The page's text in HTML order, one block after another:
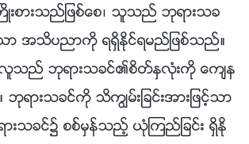
းစားသည္ျဖစ္ေစ၊ သူသည္ ဘုရားသခ
အသိပညာကို ရရွိႏိုင္ရမည္ျဖစ္သည္။
လူသည္ ဘုရားသခင္၏စိတ္ႏွလုံးကို ေက်န
ရားသခင္ကို သိကြၽမ္းျခင္းအားျဖင့္သာ
သခင္၌ စစ္မွန္သည့္ ယုံၾကည္ျခင္း ရွိႏို